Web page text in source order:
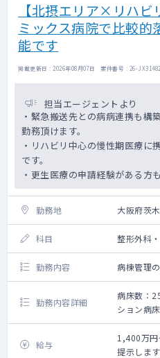
【北摂エリア×リハ
ミックス病院で比較的
能です
掲載更新日 : 2026年08月07日 案件番号 : 26-
担当エージェントより
・緊急搬送先との病病連携も構
勤務頂けます。
・リハビリ中心の慢性期医療に
です。
・更生医療の申請経験がある方
勤務地 大阪府茨
科目 整形外科
勤務内容 病棟管理
勤務内容詳細
病床数：
ション病
【勤務内
回復期リ
給与
1,400万
提示します